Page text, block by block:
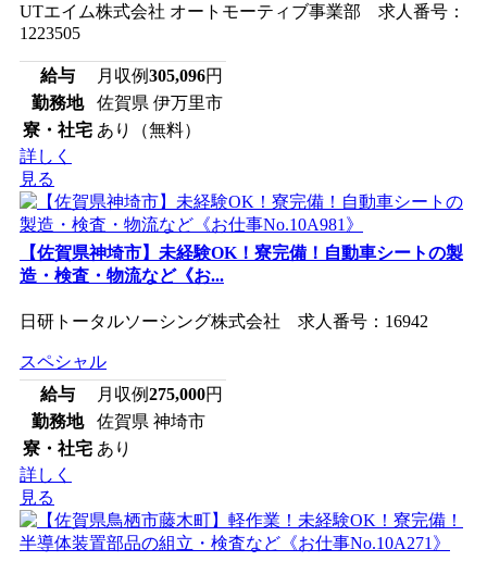
UTエイム株式会社 オートモーティブ事業部 求人番号：
1223505
給与 月収例305,096円
勤務地
佐賀県 伊万里市
寮・社宅 あり（無料）
詳しく
見る
【佐賀県神埼市】未経験OK！寮完備！自動車シートの製
造・検査・物流など《お...
日研トータルソーシング株式会社 求人番号：16942
スペシャル
給与
月収例275,000円
勤務地
佐賀県 神埼市
寮・社宅 あり
詳しく
見る